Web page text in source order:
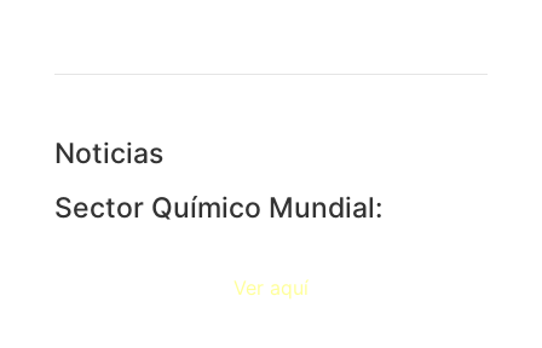
Noticias
Sector Químico Mundial:
Ver aquí